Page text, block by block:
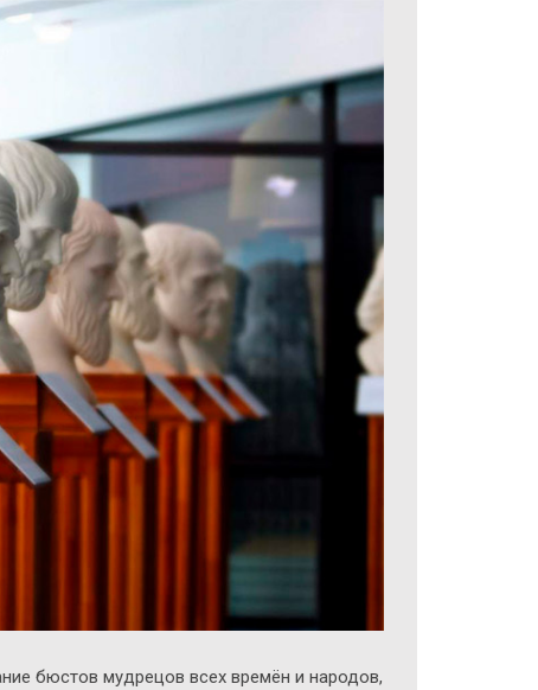
бюстов мудрецов всех времён и народов,